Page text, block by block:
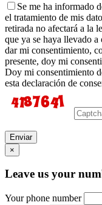
Se me ha informado
el tratamiento de mis
retirada no afectará a la
que ya se haya llevado
dar mi consentimiento,
presente, doy mi
Doy mi consentimiento
esta declaración de
Enviar
×
Leave us your
Your phone number